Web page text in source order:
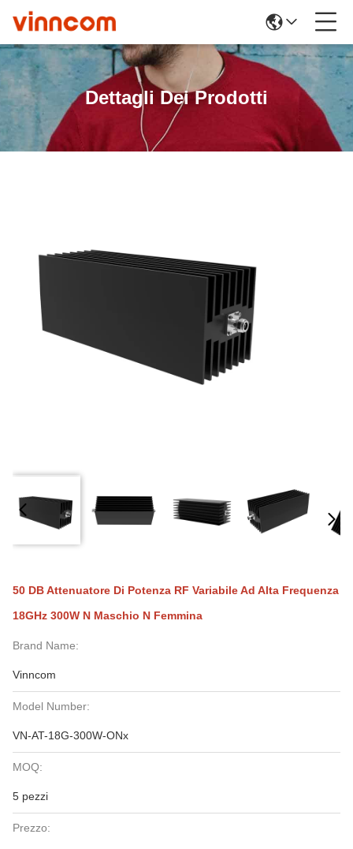
Dettagli Dei Prodotti
50 DB Attenuatore Di Potenza RF Variabile Ad Alta Frequenza
18GHz 300W N Maschio N Femmina
Brand Name:
Vinncom
Model Number:
VN-AT-18G-300W-ONx
MOQ:
5 pezzi
Prezzo: